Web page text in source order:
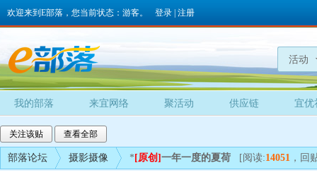
欢迎来到E部落，您当前状态：游客。 登录 注册
活动
我的部落 来宜网络 聚活动 供应链 宜优
关注该贴 查看全部
部落论坛 摄影摄像 * [原创] 一年一度的夏荷 [阅读:14051 ，回